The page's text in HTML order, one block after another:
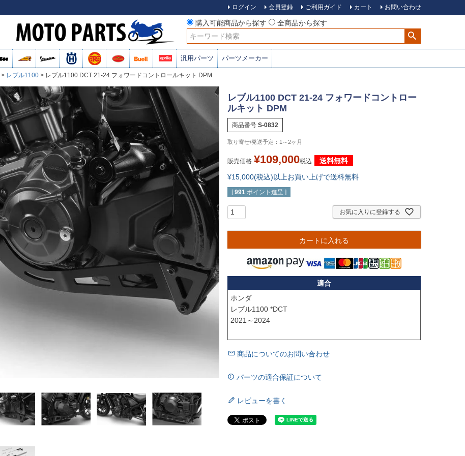
ログイン 会員登録 ご利用ガイド カート お問い合わせ
購入可能商品から探す
全商品から探す
検索
汎用パーツ パーツメーカー
レブル1100 レブル1100 DCT 21-24 フォワードコントロールキット DPM
レブル1100 DCT 21-24 フォワードコントロー
ルキット DPM
商品番号 S-0832
1～2ヶ月
販売価格 ¥109,000税込
送料無料
¥15,000(税込)以上お買い上げで送料無料
[ 991 ポイント進呈 ]
お気に入りに登録する
カートに入れる
適合
ホンダ
レブル1100 *DCT
2021～2024
商品についてのお問い合わせ
パーツの適合保証について
レビューを書く